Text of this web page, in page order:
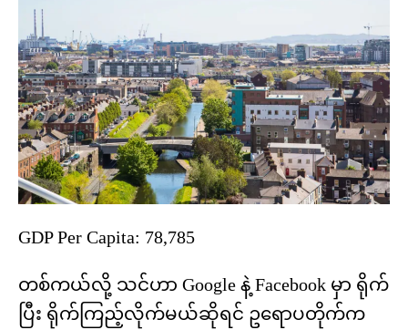
GDP Per Capita: 78,785
တစ်ကယ်လို့ သင်ဟာ Google နဲ့ Facebook မှာ ရိုက်
ပြီး ရိုက်ကြည့်လိုက်မယ်ဆိုရင် ဥရောပတိုက်က